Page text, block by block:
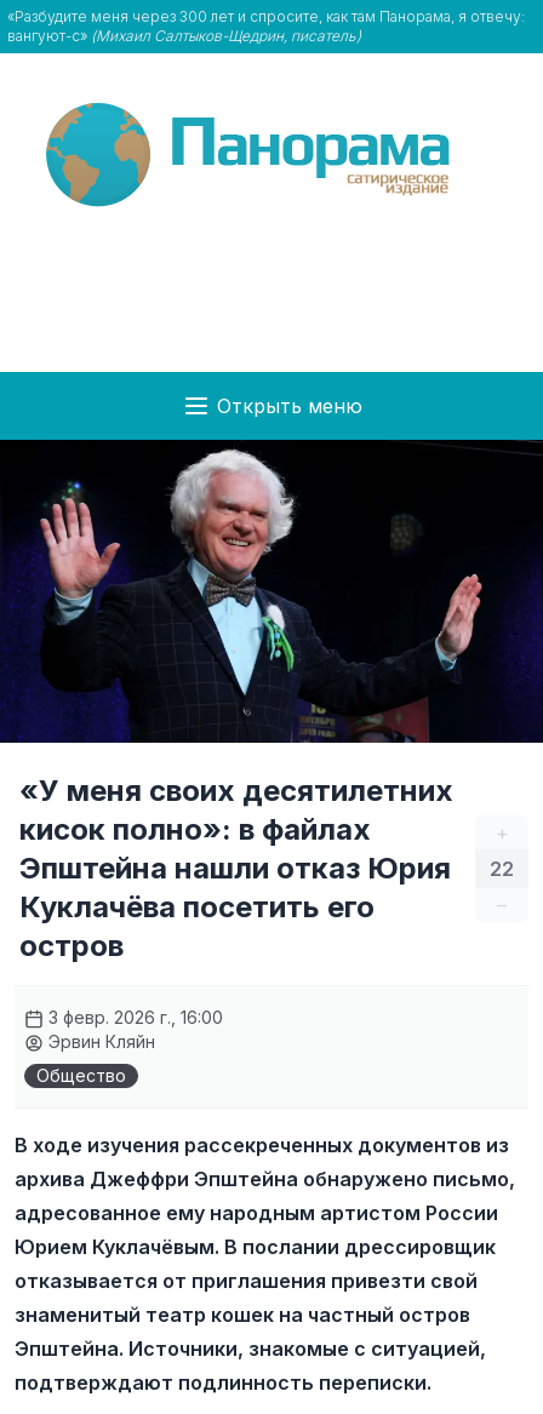
«Разбудите меня через 300 лет и спросите, как там Панорама, я отвечу:
вангуют-с» (Михаил Салтыков-Щедрин, писатель)
Открыть меню
+
22
–
«У меня своих десятилетних
кисок полно»: в файлах
Эпштейна нашли отказ Юрия
Куклачёва посетить его
остров
3 февр. 2026 г., 16:00
Эрвин Кляйн
Общество
В ходе изучения рассекреченных документов из
архива Джеффри Эпштейна обнаружено письмо,
адресованное ему народным артистом России
Юрием Куклачёвым. В послании дрессировщик
отказывается от приглашения привезти свой
знаменитый театр кошек на частный остров
Эпштейна. Источники, знакомые с ситуацией,
подтверждают подлинность переписки.